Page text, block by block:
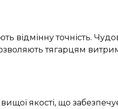
відмінну точність.
тягарцям
якості, що